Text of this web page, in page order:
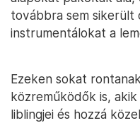
továbbra sem sikerült
instrumentálokat a
Ezeken sokat
közreműködők is, akik
liblingjei és hozzá